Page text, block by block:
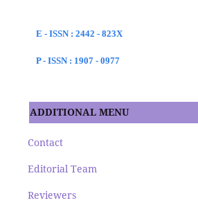
E - ISSN : 2442 - 823X
P - ISSN : 1907 - 0977
ADDITIONAL MENU
Contact
Editorial Team
Reviewers